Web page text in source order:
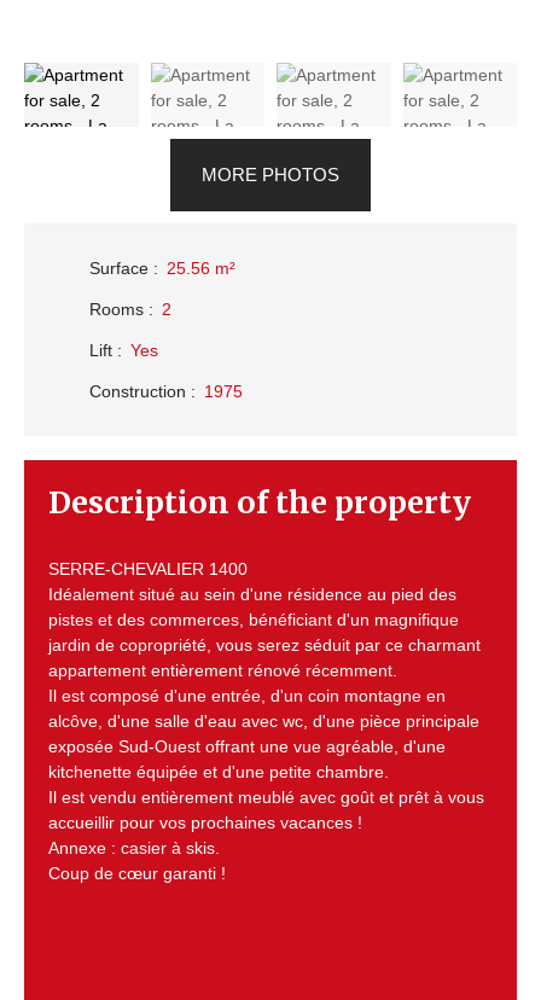
MORE PHOTOS
Surface : 25.56 m²
Rooms : 2
Lift : Yes
Construction : 1975
Description of the property
SERRE-CHEVALIER 1400
Idéalement situé au sein d'une résidence au pied des
pistes et des commerces, bénéficiant d'un magnifique
jardin de copropriété, vous serez séduit par ce charmant
appartement entièrement rénové récemment.
Il est composé d'une entrée, d'un coin montagne en
alcôve, d'une salle d'eau avec wc, d'une pièce principale
exposée Sud-Ouest offrant une vue agréable, d'une
kitchenette équipée et d'une petite chambre.
Il est vendu entièrement meublé avec goût et prêt à vous
accueillir pour vos prochaines vacances !
Annexe : casier à skis.
Coup de cœur garanti !